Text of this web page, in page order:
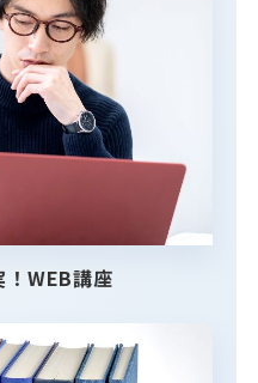
WEB講座